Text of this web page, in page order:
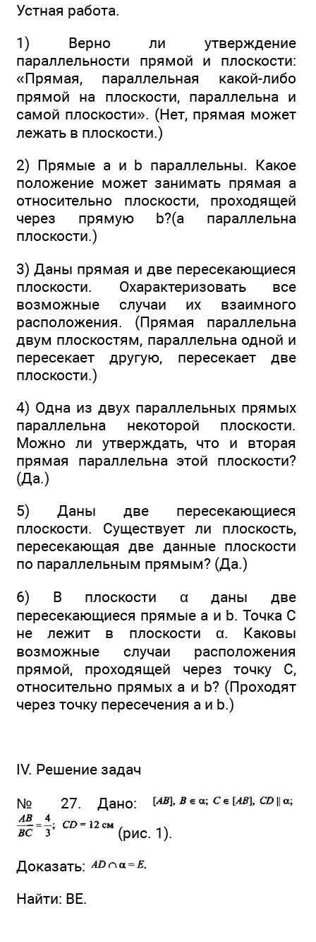
Устная работа.
1) Верно ли утверждение
параллельности прямой и плоскости:
«Прямая, параллельная какой-либо
прямой на плоскости, параллельна и
самой плоскости». (Нет, прямая может
лежать в плоскости.)
2) Прямые а и b параллельны. Какое
положение может занимать прямая а
относительно плоскости, проходящей
через прямую b?(а параллельна
плоскости.)
3) Даны прямая и две пересекающиеся
плоскости. Охарактеризовать все
возможные случаи их взаимного
расположения. (Прямая параллельна
двум плоскостям, параллельна одной и
пересекает другую, пересекает две
плоскости.)
4) Одна из двух параллельных прямых
параллельна некоторой плоскости.
Можно ли утверждать, что и вторая
прямая параллельна этой плоскости?
(Да.)
5) Даны две пересекающиеся
плоскости. Существует ли плоскость,
пересекающая две данные плоскости
по параллельным прямым? (Да.)
6) В плоскости α даны две
пересекающиеся прямые а и b. Точка С
не лежит в плоскости α. Каковы
возможные случаи расположения
прямой, проходящей через точку С,
относительно прямых а и b? (Проходят
через точку пересечения а и b.)
IV. Решение задач
№ 27. Дано:
(рис. 1).
Доказать:
Найти: BE.